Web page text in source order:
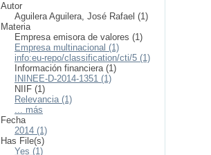
Autor
Aguilera Aguilera, José Rafael (1)
Materia
Empresa emisora de valores (1)
Empresa multinacional (1)
info:eu-repo/classification/cti/5 (1)
Información financiera (1)
ININEE-D-2014-1351 (1)
NIIF (1)
Relevancia (1)
... más
Fecha
2014 (1)
Has File(s)
Yes (1)